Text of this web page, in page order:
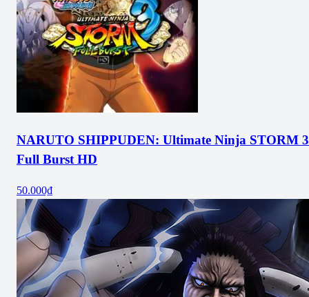
NARUTO SHIPPUDEN: Ultimate Ninja STORM 3
Full Burst HD
50.000₫